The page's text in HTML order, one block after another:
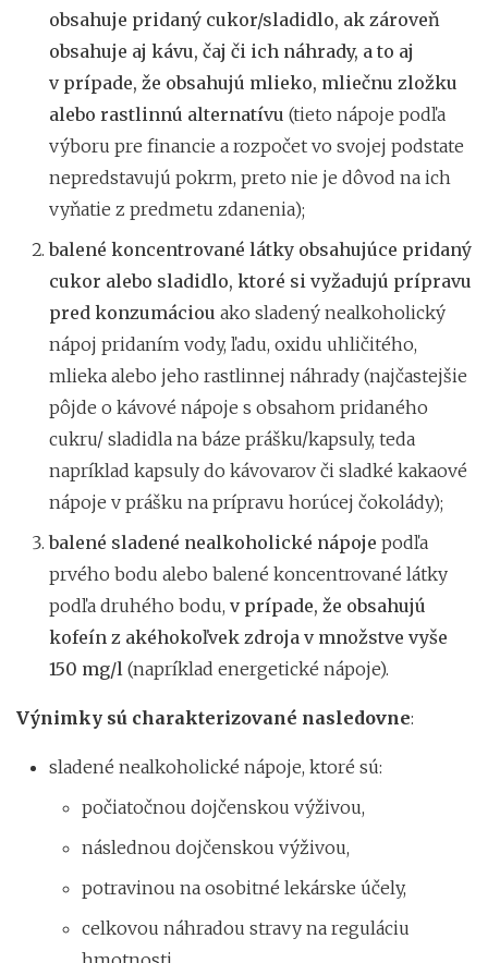
obsahuje pridaný cukor/sladidlo, ak zároveň
obsahuje aj kávu, čaj či ich náhrady, a to aj
v prípade, že obsahujú mlieko, mliečnu zložku
alebo rastlinnú alternatívu (tieto nápoje podľa
výboru pre financie a rozpočet vo svojej podstate
nepredstavujú pokrm, preto nie je dôvod na ich
vyňatie z predmetu zdanenia);
balené koncentrované látky obsahujúce pridaný
cukor alebo sladidlo, ktoré si vyžadujú prípravu
pred konzumáciou ako sladený nealkoholický
nápoj pridaním vody, ľadu, oxidu uhličitého,
mlieka alebo jeho rastlinnej náhrady (najčastejšie
pôjde o kávové nápoje s obsahom pridaného
cukru/ sladidla na báze prášku/kapsuly, teda
napríklad kapsuly do kávovarov či sladké kakaové
nápoje v prášku na prípravu horúcej čokolády);
balené sladené nealkoholické nápoje podľa
prvého bodu alebo balené koncentrované látky
podľa druhého bodu, v prípade, že obsahujú
kofeín z akéhokoľvek zdroja v množstve vyše
150 mg/l (napríklad energetické nápoje).
Výnimky sú charakterizované nasledovne:
sladené nealkoholické nápoje, ktoré sú:
počiatočnou dojčenskou výživou,
následnou dojčenskou výživou,
potravinou na osobitné lekárske účely,
celkovou náhradou stravy na reguláciu